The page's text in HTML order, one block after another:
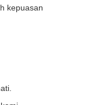
kepuasan